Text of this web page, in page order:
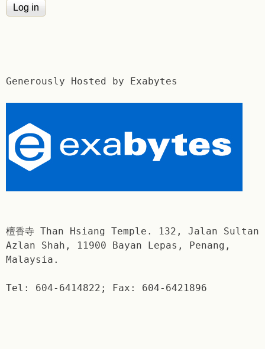
Generously Hosted by Exabytes
檀香寺 Than Hsiang Temple. 132, Jalan Sultan
Azlan Shah, 11900 Bayan Lepas, Penang,
Malaysia.
Tel: 604-6414822; Fax: 604-6421896